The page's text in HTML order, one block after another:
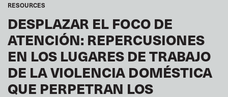
RESOURCES
DESPLAZAR EL FOCO DE
ATENCIÓN: REPERCUSIONES
EN LOS LUGARES DE TRABAJO
DE LA VIOLENCIA DOMÉSTICA
QUE PERPETRAN LOS